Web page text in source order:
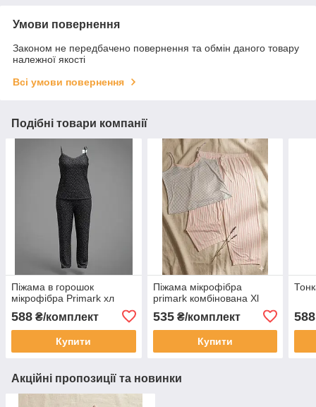
Умови повернення
Законом не передбачено повернення та обмін даного товару
належної якості
Всі умови повернення
Подібні товари компанії
Піжама в горошок
мікрофібра Primark хл
588 ₴/комплект
Купити
Піжама мікрофібра
primark комбінована Хl
535₴/комплект
Купити
588
Акційні пропозиції та новинки